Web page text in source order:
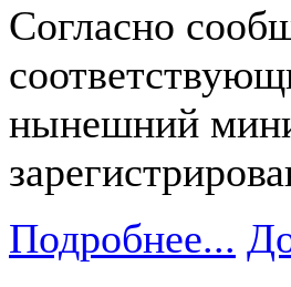
Согласно
нынешний
Подробнее...